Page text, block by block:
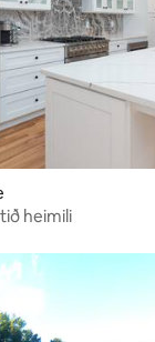
heimili